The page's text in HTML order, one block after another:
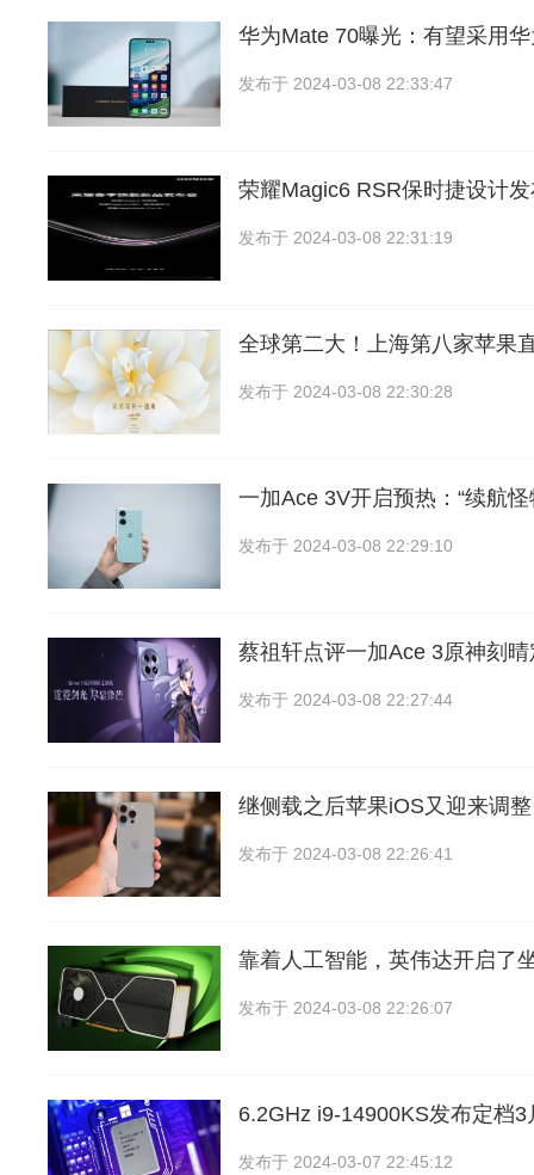
华为Mate 70曝光：有望采用
发布于 2024-03-08 22:33:47
荣耀Magic6 RSR保时捷设计
发布于 2024-03-08 22:31:19
全球第二大！上海第八家苹果
发布于 2024-03-08 22:30:28
一加Ace 3V开启预热：“续航怪
发布于 2024-03-08 22:29:10
蔡祖轩点评一加Ace 3原神刻晴
发布于 2024-03-08 22:27:44
继侧载之后苹果iOS又迎来调
发布于 2024-03-08 22:26:41
靠着人工智能，英伟达开启了
发布于 2024-03-08 22:26:07
6.2GHz i9-14900KS发布定档
发布于 2024-03-07 22:45:12